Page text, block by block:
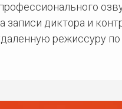
диктора и
режиссуру по